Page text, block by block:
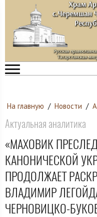
На главную / Новости /
Актуальная аналитика
«МАХОВИК
КАНОНИЧЕСКОЙ
ПРОДОЛЖАЕТ
ВЛАДИМИР
ЧЕРНОВИЦКО-